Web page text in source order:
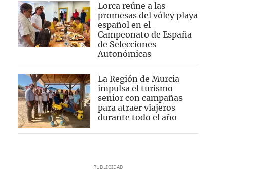
Lorca reúne a las
promesas del vóley playa
español en el
Campeonato de España
de Selecciones
Autonómicas
La Región de Murcia
impulsa el turismo
senior con campañas
para atraer viajeros
durante todo el año